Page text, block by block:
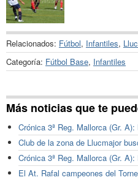
Relacionados: Fútbol, Infantiles,
Categoría: Fútbol Base, Infantiles
Más noticias que te
Crónica 3ª Reg. Mallorca (Gr.
Club de la zona de Llucmajor
Crónica 3ª Reg. Mallorca (Gr.
El At. Rafal campeones del